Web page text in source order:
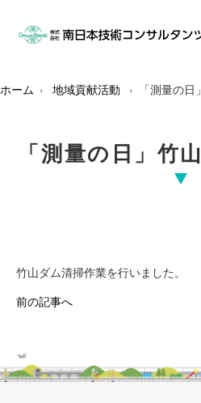
ホーム 地域貢献活動 「測量の
「測量の日」竹
竹山ダム清掃作業を行いました。
前の記事へ